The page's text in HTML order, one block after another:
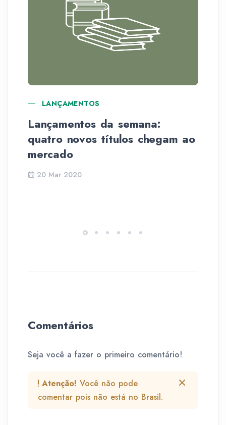
LANÇAMENTOS
Lançamentos da semana:
quatro novos títulos chegam ao
mercado
20 Mar 2020
Comentários
Seja você a fazer o primeiro comentário!
Atenção! Você não pode
comentar pois não está no Brasil.